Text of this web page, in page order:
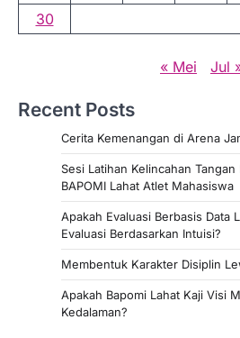
30
« Mei Jul
Recent Posts
Cerita Kemenangan di Arena
Sesi Latihan Kelincahan
BAPOMI Lahat Atlet Mahasiswa
Apakah Evaluasi Berbasis Data
Evaluasi Berdasarkan Intuisi?
Membentuk Karakter Disiplin
Apakah Bapomi Lahat Kaji Visi
Kedalaman?